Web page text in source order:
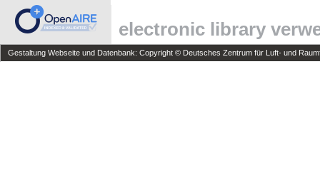
electronic library
Gestaltung Webseite und Datenbank: Copyright © Deutsches Zentrum für Luft- und